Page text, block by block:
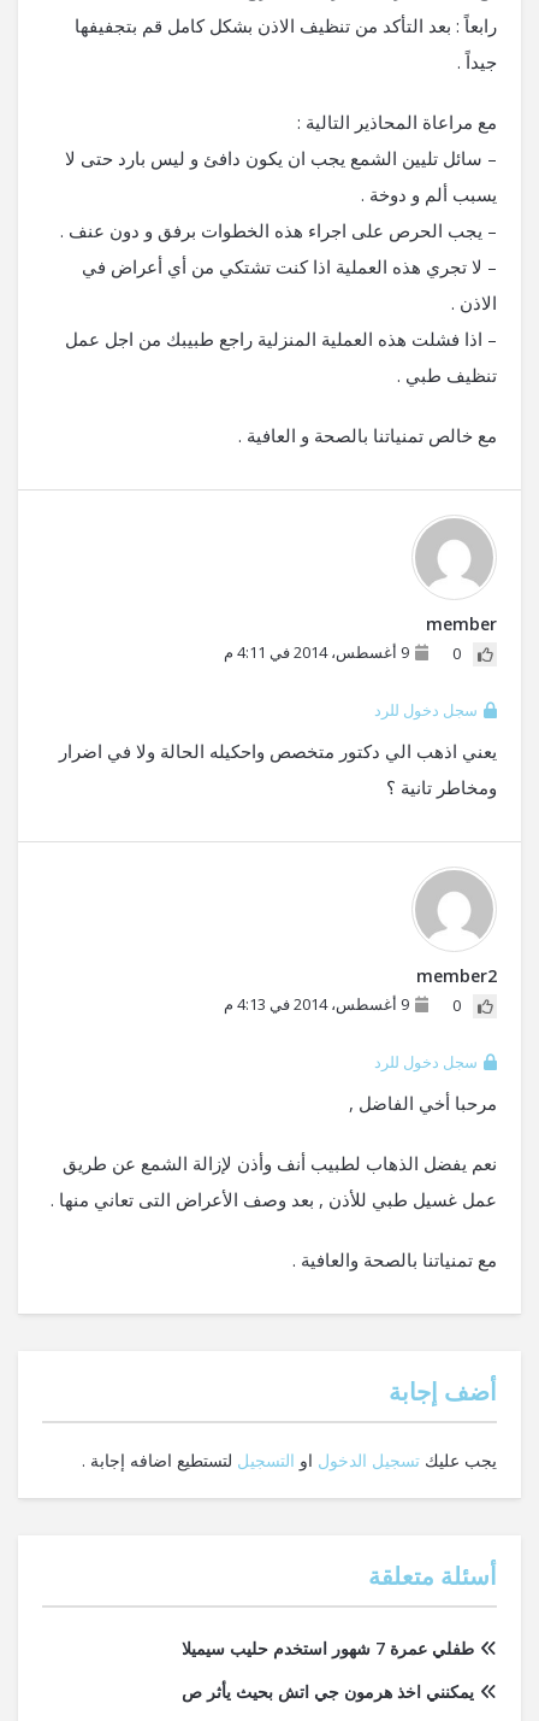
رابعاً : بعد التأكد من تنظيف الاذن بشكل كامل قم بتجفيفها
جيداً .
مع مراعاة المحاذير التالية :
– سائل تليين الشمع يجب ان يكون دافئ و ليس بارد حتى لا
يسبب ألم و دوخة .
– يجب الحرص على اجراء هذه الخطوات برفق و دون عنف .
– لا تجري هذه العملية اذا كنت تشتكي من أي أعراض في
الاذن .
– اذا فشلت هذه العملية المنزلية راجع طبيبك من اجل عمل
تنظيف طبي .
مع خالص تمنياتنا بالصحة و العافية .
member
0 9 أغسطس، 2014 في 4:11 م
سجل دخول للرد
يعني اذهب الي دكتور متخصص واحكيله الحالة ولا في اضرار
ومخاطر تانية ؟
member2
0 9 أغسطس، 2014 في 4:13 م
سجل دخول للرد
مرحبا أخي الفاضل ,
نعم يفضل الذهاب لطبيب أنف وأذن لإزالة الشمع عن طريق
عمل غسيل طبي للأذن , بعد وصف الأعراض التى تعاني منها .
مع تمنياتنا بالصحة والعافية .
‫أضف إجابة
يجب عليك تسجيل الدخول او التسجيل لتستطيع اضافه إجابة .
أسئلة متعلقة
طفلي عمرة 7 شهور استخدم حليب سيميلا
يمكنني اخذ هرمون جي اتش بحيث يأثر ص